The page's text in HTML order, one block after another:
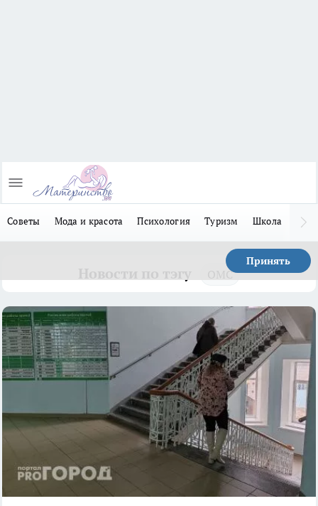
Советы Мода и красота Психология Туризм Школа
Принять
ОМС